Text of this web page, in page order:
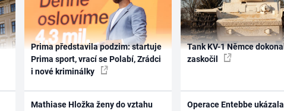
Prima představila podzim: startuje
Prima sport, vrací se Polabí, Zrádci
i nové kriminálky
Mathiase Hložka ženy do vztahu
Tank KV-1 Němce
zaskočil
Operace Entebbe ukázala